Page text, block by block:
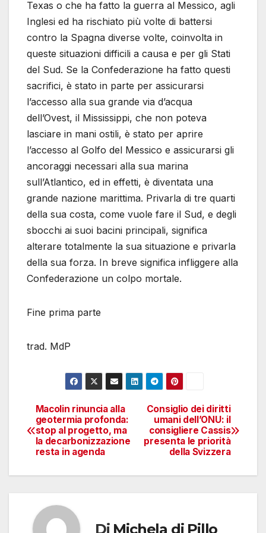
Texas o che ha fatto la guerra al Messico, agli
Inglesi ed ha rischiato più volte di battersi
contro la Spagna diverse volte, coinvolta in
queste situazioni difficili a causa e per gli Stati
del Sud. Se la Confederazione ha fatto questi
sacrifici, è stato in parte per assicurarsi
l’accesso alla sua grande via d’acqua
dell’Ovest, il Mississippi, che non poteva
lasciare in mani ostili, è stato per aprire
l’accesso al Golfo del Messico e assicurarsi gli
ancoraggi necessari alla sua marina
sull’Atlantico, ed in effetti, è diventata una
grande nazione marittima. Privarla di tre quarti
della sua costa, come vuole fare il Sud, e degli
sbocchi ai suoi bacini principali, significa
alterare totalmente la sua situazione e privarla
della sua forza. In breve significa infliggere alla
Confederazione un colpo mortale.
Fine prima parte
trad. MdP
Navigazione
articoli
Consiglio dei diritti
umani dell’ONU: il
consigliere Cassis
presenta le priorità
della Svizzera
Macolin rinuncia alla
geotermia profonda:
stop al progetto, ma
la decarbonizzazione
resta in agenda
Di Michela di Pillo